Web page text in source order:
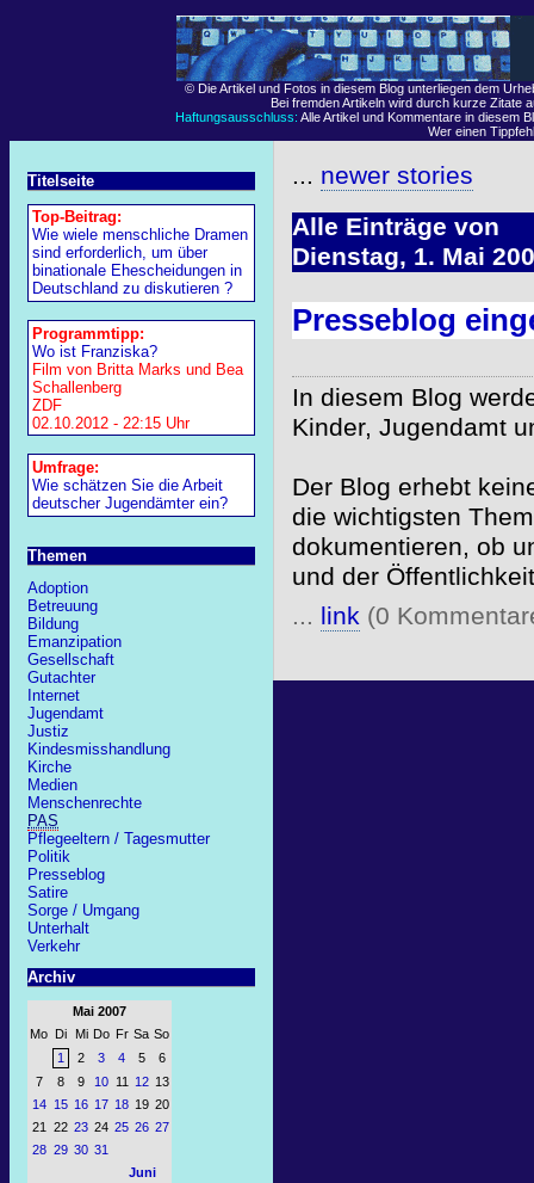
© Die Artikel und Fotos in diesem Blog unterliegen dem
Bei fremden Artikeln wird durch kurze Zitate
Haftungsausschluss: Alle Artikel und Kommentare in diesem
Wer einen
Titelseite
Top-Beitrag:
Wie wiele menschliche Dramen
sind erforderlich, um über
binationale Ehescheidungen in
Deutschland zu diskutieren ?
Programmtipp:
Wo ist Franziska?
Film von Britta Marks und Bea
Schallenberg
ZDF
02.10.2012 - 22:15 Uhr
Umfrage:
Wie schätzen Sie die Arbeit
deutscher Jugendämter ein?
Themen
Adoption
Betreuung
Bildung
Emanzipation
Gesellschaft
Gutachter
Internet
Jugendamt
Justiz
Kindesmisshandlung
Kirche
Medien
Menschenrechte
PAS
Pflegeeltern / Tagesmutter
Politik
Presseblog
Satire
Sorge / Umgang
Unterhalt
Verkehr
Archiv
Mai 2007
Mo Di Mi Do Fr Sa So
1
2 3 4 5
6
7
8 9 10 11 12 13
14
15 16 17 18 19 20
21
22 23 24 25 26 27
28 29 30 31
Juni
... newer stories
Alle Einträge von
Dienstag, 1. Mai
Presseblog
In diesem Blog
Kinder, Jugendamt
Der Blog erhebt
die wichtigsten
dokumentieren, ob
und der
... link(0